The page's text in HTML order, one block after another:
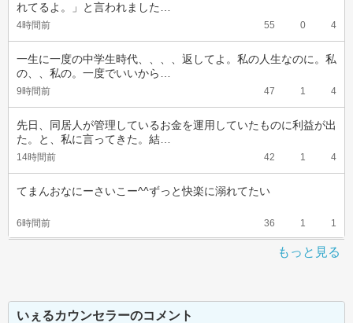
れてるよ。」と言われました…
4時間前 55 0 4
一生に一度の中学生時代、、、、返してよ。私の人生なのに。私
の、、私の。一度でいいから…
9時間前 47 1 4
先日、同居人が管理しているお金を運用していたものに利益が出
た。と、私に言ってきた。結…
14時間前 42 1 4
てまんおなにーさいこー^^ずっと快楽に溺れてたい
6時間前 36 1 1
もっと見る
いぇるカウンセラーのコメント